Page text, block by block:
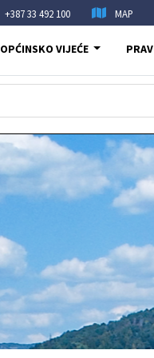
+387 33 492 100 MAP
OPĆINSKO VIJEĆE